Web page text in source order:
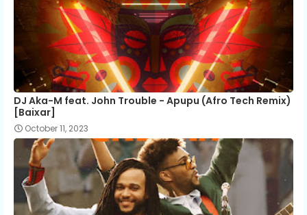
DJ Aka-M feat. John Trouble - Apupu (Afro Tech Remix)
[Baixar]
October 11, 2023